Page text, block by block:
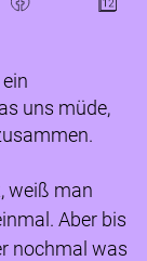
uns müde,
weiß man
Aber bis
nochmal was